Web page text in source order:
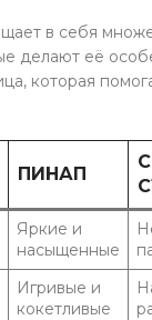
в себя
делают её
которая
ПИНАП
Яркие и
насыщенные
Игривые и
кокетливые